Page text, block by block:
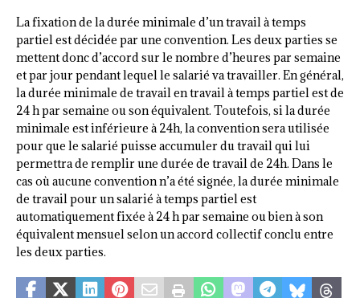
La fixation de la durée minimale d’un travail à temps
partiel est décidée par une convention. Les deux parties se
mettent donc d’accord sur le nombre d’heures par semaine
et par jour pendant lequel le salarié va travailler. En général,
la durée minimale de travail en travail à temps partiel est de
24 h par semaine ou son équivalent. Toutefois, si la durée
minimale est inférieure à 24h, la convention sera utilisée
pour que le salarié puisse accumuler du travail qui lui
permettra de remplir une durée de travail de 24h. Dans le
cas où aucune convention n’a été signée, la durée minimale
de travail pour un salarié à temps partiel est
automatiquement fixée à 24 h par semaine ou bien à son
équivalent mensuel selon un accord collectif conclu entre
les deux parties.